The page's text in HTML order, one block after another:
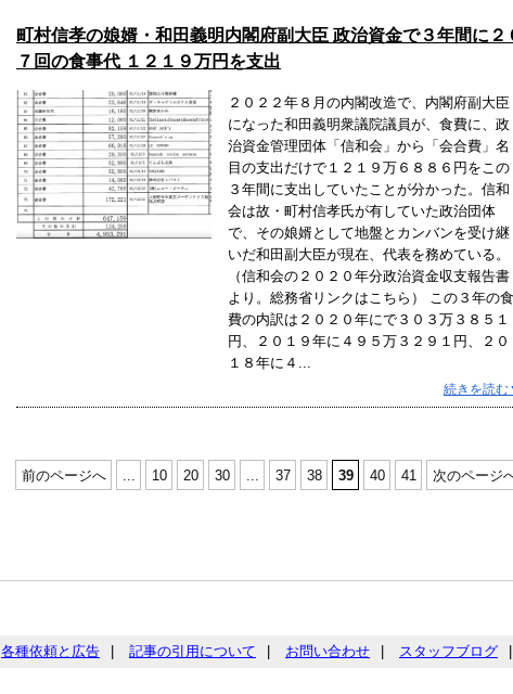
町村信孝の娘婿・和田義明内閣府副大臣 政治資金で３年間に２
７回の食事代 １２１９万円を支出
２０２２年８月の内閣改造で、内閣府副大臣
になった和田義明衆議院議員が、食費に、政
治資金管理団体「信和会」から「会合費」名
目の支出だけで１２１９万６８８６円をこの
３年間に支出していたことが分かった。信和
会は故・町村信孝氏が有していた政治団体
で、その娘婿として地盤とカンバンを受け継
いだ和田副大臣が現在、代表を務めている。
（信和会の２０２０年分政治資金収支報告書
より。総務省リンクはこちら） この３年の食
費の内訳は２０２０年にで３０３万３８５１
円、２０１９年に４９５万３２９１円、２０
１８年に４...
続きを読
前のページへ ... 10 20 30 ... 37 38 39 40 41 次のページ
各種依頼と広告 記事の引用について お問い合わせ スタッフブログ